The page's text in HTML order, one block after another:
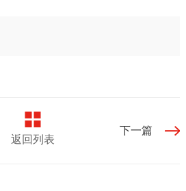
返回列表
下一篇